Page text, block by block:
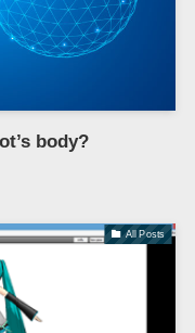
body?
All Posts